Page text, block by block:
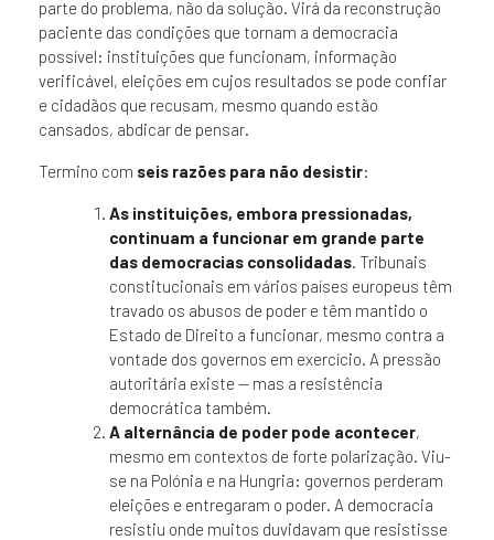
parte do problema, não da solução. Virá da reconstrução
paciente das condições que tornam a democracia
possível: instituições que funcionam, informação
verificável, eleições em cujos resultados se pode confiar
e cidadãos que recusam, mesmo quando estão
cansados, abdicar de pensar.
Termino com seis razões para não desistir:
As instituições, embora pressionadas,
continuam a funcionar em grande parte
das democracias consolidadas. Tribunais
constitucionais em vários países europeus têm
travado os abusos de poder e têm mantido o
Estado de Direito a funcionar, mesmo contra a
vontade dos governos em exercício. A pressão
autoritária existe — mas a resistência
democrática também.
A alternância de poder pode acontecer,
mesmo em contextos de forte polarização. Viu-
se na Polónia e na Hungria: governos perderam
eleições e entregaram o poder. A democracia
resistiu onde muitos duvidavam que resistisse